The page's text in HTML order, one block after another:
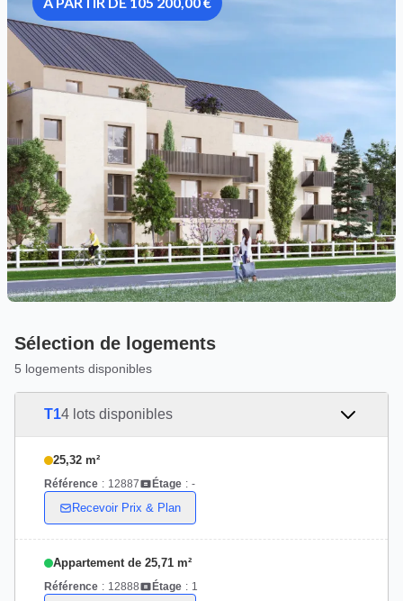
Sélection de logements
5 logements disponibles
T14 lots disponibles
25,32 m²
Référence : 12887 Étage : -
Recevoir Prix & Plan
Appartement de 25,71 m²
Référence : 12888 Étage : 1